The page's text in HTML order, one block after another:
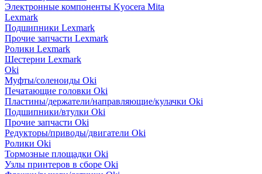
Электронные компоненты Kyocera Mita
Lexmark
Подшипники Lexmark
Прочие запчасти Lexmark
Ролики Lexmark
Шестерни Lexmark
Oki
Муфты/соленоиды Oki
Печатающие головки Oki
Пластины/держатели/направляющие/кулачки Oki
Подшипники/втулки Oki
Прочие запчасти Oki
Редукторы/приводы/двигатели Oki
Ролики Oki
Тормозные площадки Oki
Узлы принтеров в сборе Oki